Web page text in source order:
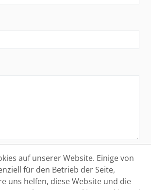
Bewerber-Datenbank
Sie mich auch in die Bewerber-
Ich bin mir bewusst, dass ich
auf unserer Website. Einige von
für den Betrieb der Seite,
uns helfen, diese Website und die